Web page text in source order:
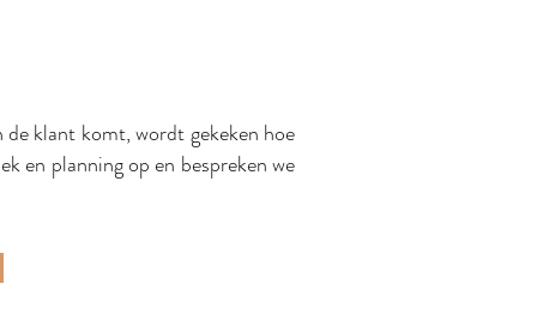
klant komt, wordt gekeken hoe
en planning op en bespreken we